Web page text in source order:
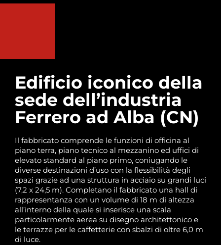
Edificio iconico della
sede dell’industria
Ferrero ad Alba (CN)
Il fabbricato comprende le funzioni di officina al
piano terra, piano tecnico al mezzanino ed uffici di
elevato standard al piano primo, coniugando le
diverse destinazioni d’uso con la flessibilità degli
spazi grazie ad una struttura in acciaio su grandi luci
(7,2 x 24,5 m). Completano il fabbricato una hall di
rappresentanza con un volume di 18 m di altezza
all’interno della quale si inserisce una scala
particolarmente aerea su disegno architettonico e
le terrazze per le caffetterie con sbalzi di oltre 6,0 m
di luce.